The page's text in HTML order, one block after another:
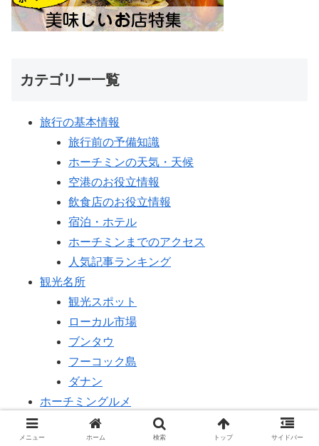
カテゴリー一覧
旅行の基本情報
旅行前の予備知識
ホーチミンの天気・天候
空港のお役立情報
飲食店のお役立情報
宿泊・ホテル
ホーチミンまでのアクセス
人気記事ランキング
観光名所
観光スポット
ローカル市場
ブンタウ
フーコック島
ダナン
ホーチミングルメ
美味しいお店特集
カフェ
メニュー ホーム 検索 トップ サイドバー